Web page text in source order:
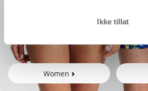
Ikke tillat
Women